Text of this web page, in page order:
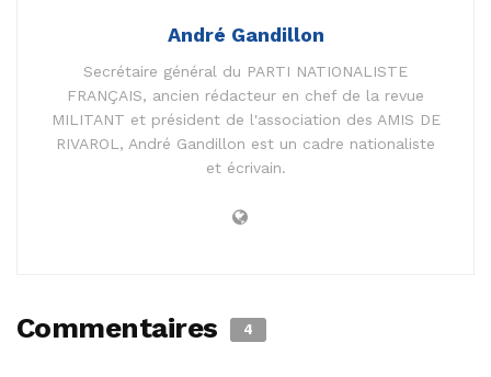
André Gandillon
Secrétaire général du PARTI NATIONALISTE
FRANÇAIS, ancien rédacteur en chef de la revue
MILITANT et président de l'association des AMIS DE
RIVAROL, André Gandillon est un cadre nationaliste
et écrivain.
Commentaires 4